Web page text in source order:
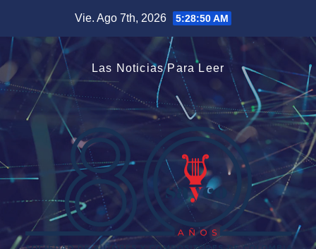
contenido
Vie. Ago 7th, 2026 5:28:51 AM
Las Noticias Para Leer